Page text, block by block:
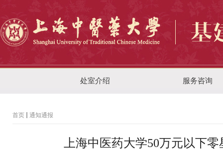
处室介绍 服务咨询
首页 通知通报
上海中医药大学50万元以下